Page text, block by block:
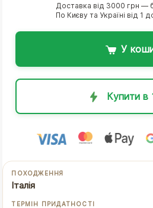
Доставка від 3000 грн —
По Києву та Україні від 1
У
Купити в
ПОХОДЖЕННЯ
Італія
ТЕРМІН ПРИДАТНОСТІ